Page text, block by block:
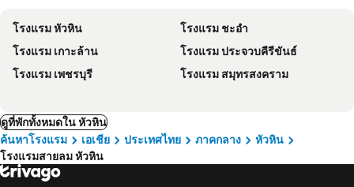
โรงแรม หัวหิน
โรงแรม ชะอำ
โรงแรม เกาะล้าน
โรงแรม ประจวบคีรีขันธ์
โรงแรม เพชรบุรี
โรงแรม สมุทรสงคราม
ดูที่พักทั้งหมดใน หัวหิน
ค้นหาโรงแรม
เอเชีย ประเทศไทย ภาคกลาง
หัวหิน
โรงแรมสายลม หัวหิน